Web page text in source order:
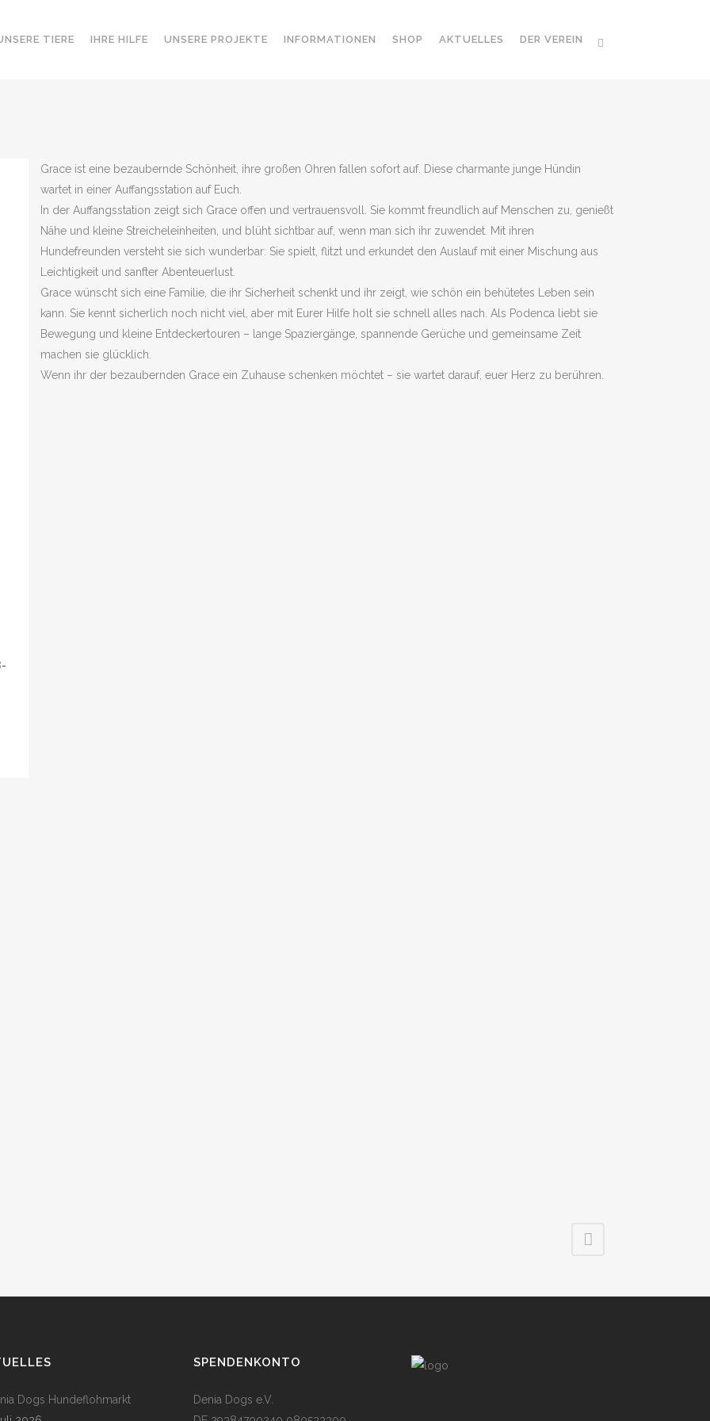
TIERE IHRE HILFE UNSERE PROJEKTE INFORMATIONEN SHOP AKTUELLES DER VEREIN
Grace ist eine bezaubernde Schönheit, ihre großen Ohren fallen sofort auf. Diese charmante junge Hündin
wartet in einer Auffangsstation auf Euch.
In der Auffangsstation zeigt sich Grace offen und vertrauensvoll. Sie kommt freundlich auf Menschen zu, genießt
Nähe und kleine Streicheleinheiten, und blüht sichtbar auf, wenn man sich ihr zuwendet. Mit ihren
Hundefreunden versteht sie sich wunderbar: Sie spielt, flitzt und erkundet den Auslauf mit einer Mischung aus
Leichtigkeit und sanfter Abenteuerlust.
Grace wünscht sich eine Familie, die ihr Sicherheit schenkt und ihr zeigt, wie schön ein behütetes Leben sein
kann. Sie kennt sicherlich noch nicht viel, aber mit Eurer Hilfe holt sie schnell alles nach. Als Podenca liebt sie
Bewegung und kleine Entdeckertouren – lange Spaziergänge, spannende Gerüche und gemeinsame Zeit
machen sie glücklich.
Wenn ihr der bezaubernden Grace ein Zuhause schenken möchtet – sie wartet darauf, euer Herz zu berühren.
Dogs Hundeflohmarkt
SPENDENKONTO
Denia Dogs e.V.